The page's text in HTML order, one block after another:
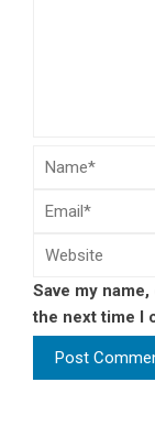
Save my
the next time I